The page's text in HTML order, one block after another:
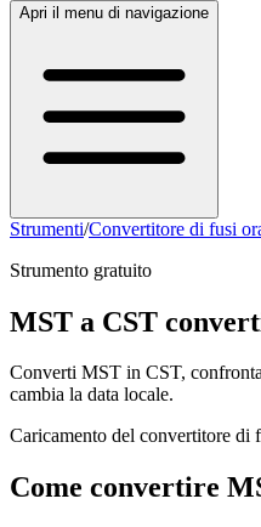
Apri il menu di navigazione
Strumenti/Convertitore di fusi
Strumento gratuito
MST a CST
Converti MST in CST,
cambia la data locale.
Caricamento del convertitore di
Come convertire